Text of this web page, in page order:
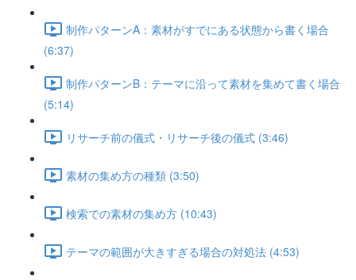
制作パターンA：素材がすでにある状態から書く場合
(6:37)
制作パターンB：テーマに沿って素材を集めて書く場合
(5:14)
リサーチ前の儀式・リサーチ後の儀式 (3:46)
素材の集め方の種類 (3:50)
検索での素材の集め方 (10:43)
テーマの範囲が大きすぎる場合の対処法 (4:53)